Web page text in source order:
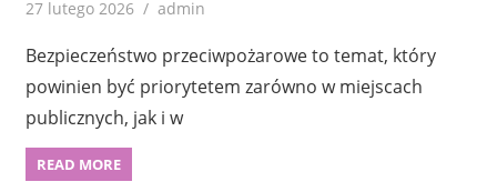
27 lutego 2026 admin
Bezpieczeństwo przeciwpożarowe to temat, który
powinien być priorytetem zarówno w miejscach
publicznych, jak i w
READ MORE